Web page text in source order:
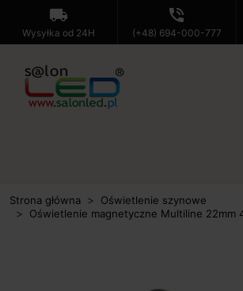
local_shipping
Wysyłka od 24H
phone_in_talk
(+48) 694-000-777
Strona główna
Oświetlenie szynowe
Oświetlenie magnetyczne Multiline 22mm